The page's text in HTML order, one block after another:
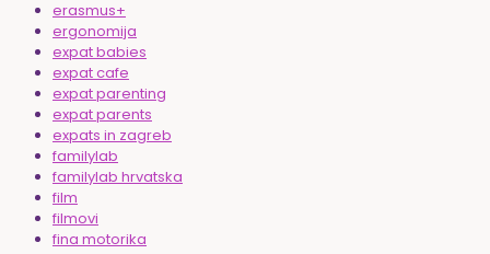
erasmus+
ergonomija
expat babies
expat cafe
expat parenting
expat parents
expats in zagreb
familylab
familylab hrvatska
film
filmovi
fina motorika